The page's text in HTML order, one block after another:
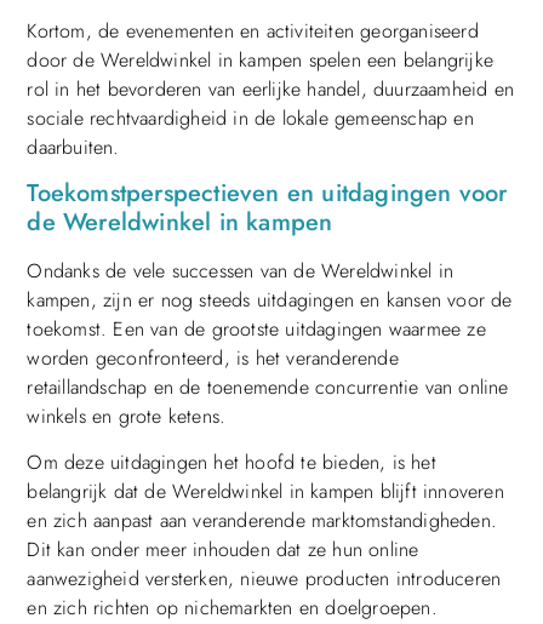
Kortom, de evenementen en activiteiten georganiseerd
door de Wereldwinkel in kampen spelen een belangrijke
rol in het bevorderen van eerlijke handel, duurzaamheid en
sociale rechtvaardigheid in de lokale gemeenschap en
daarbuiten.
Toekomstperspectieven en uitdagingen voor
de Wereldwinkel in kampen
Ondanks de vele successen van de Wereldwinkel in
kampen, zijn er nog steeds uitdagingen en kansen voor de
toekomst. Een van de grootste uitdagingen waarmee ze
worden geconfronteerd, is het veranderende
retaillandschap en de toenemende concurrentie van online
winkels en grote ketens.
Om deze uitdagingen het hoofd te bieden, is het
belangrijk dat de Wereldwinkel in kampen blijft innoveren
en zich aanpast aan veranderende marktomstandigheden.
Dit kan onder meer inhouden dat ze hun online
aanwezigheid versterken, nieuwe producten introduceren
en zich richten op nichemarkten en doelgroepen.